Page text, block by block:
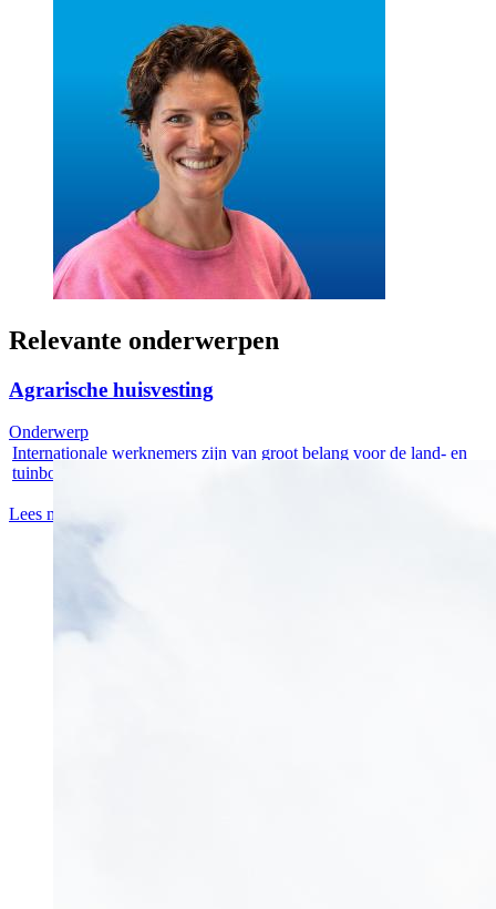
Relevante onderwerpen
Agrarische huisvesting
Internationale werknemers zijn van groot belang voor de land- en
tuinbouw....
Lees meer
Onderwerp